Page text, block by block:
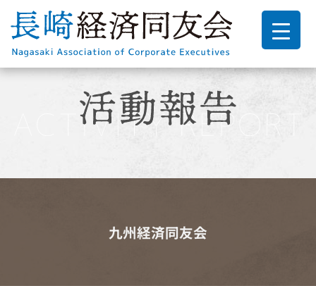
九州経済同友会